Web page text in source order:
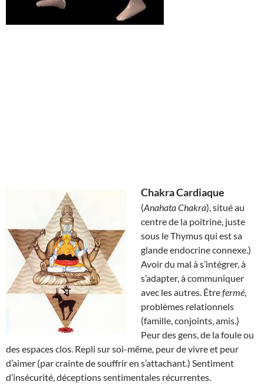
Chakra Cardiaque
(Anahata Chakra), situé au
centre de la poitrine, juste
sous le Thymus qui est sa
glande endocrine connexe.)
Avoir du mal à s’intégrer, à
s’adapter, à communiquer
avec les autres. Êtrefermé,
problèmes relationnels
(famille, conjoints, amis.)
Peur des gens, de la foule ou
des espaces clos. Repli sur soi-même, peur de vivre et peur
d’aimer (par crainte de souffrir en s’attachant.) Sentiment
d’insécurité, déceptions sentimentales récurrentes.